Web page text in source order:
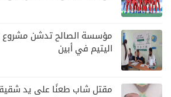
مؤسسة الصالح تدشن مشروع
اليتيم في أبين
مقتل شاب طعنًا على يد